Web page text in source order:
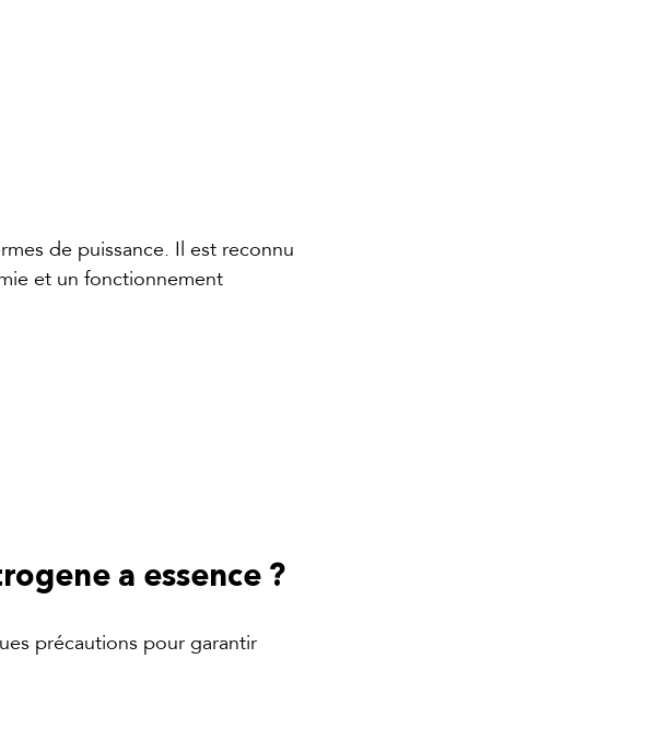
de puissance. Il est reconnu
et un fonctionnement
a essence ?
précautions pour garantir